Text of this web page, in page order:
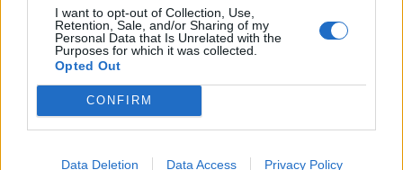
I want to opt-out of Collection, Use,
Retention, Sale, and/or Sharing of my
Personal Data that Is Unrelated with the
Purposes for which it was collected.
Opted Out
CONFIRM
Data Deletion Data Access Privacy Policy
18:04
Υπ. Παιδείας: Ανακοινώθηκαν 95 ειδικότητες και 860
τμήματα των ΣΑΕΚ – Πότε ξεκινούν οι αιτήσεις
17:56
στο συλλαλητήριο της ΔΕΘ